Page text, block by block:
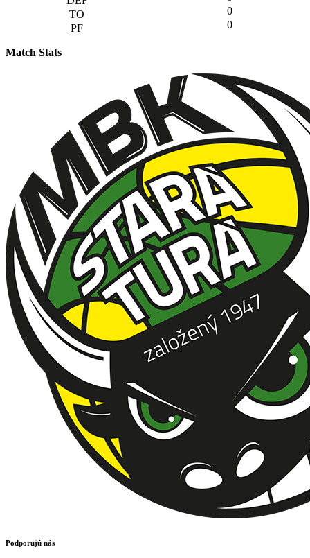
0
0
Match Stats
Podporujú nás